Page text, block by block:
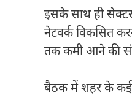
इसके साथ ही
नेटवर्क विकसित
तक कमी आने की
बैठक में शहर के कई